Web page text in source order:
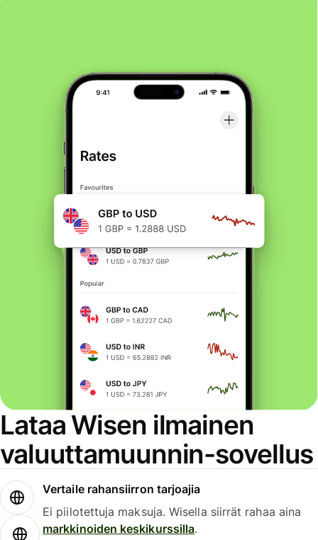
Lataa Wisen ilmainen
valuuttamuunnin-sovellus
Vertaile rahansiirron tarjoajia
Ei piilotettuja maksuja. Wisella siirrät rahaa aina
markkinoiden keskikurssilla.